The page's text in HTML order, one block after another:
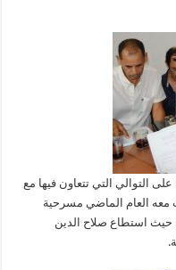
التوالي التي تتعاون فيها مع
معه العام الماضي مسرحية
حيث استطاع صلاح الدين